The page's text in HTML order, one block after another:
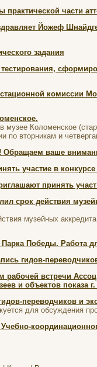
части
Йожеф
задания
комиссии
музее Коломенское
по вторникам и
ваше
участие в
принять
срок действия
музейных
Победы. Работа
гидов-
рабочей встречи
и объектов показа
переводчиков и
для обсуждения